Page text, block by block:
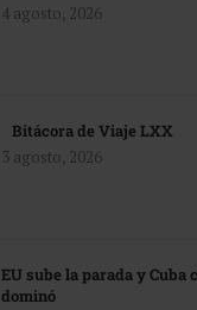
4 agosto, 2026
Bitácora de Viaje LXX
3 agosto, 2026
EU sube la parada y Cuba
dominó